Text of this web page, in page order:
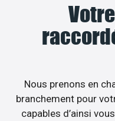
Nous prenons en
branchement pour
capables d’ainsi